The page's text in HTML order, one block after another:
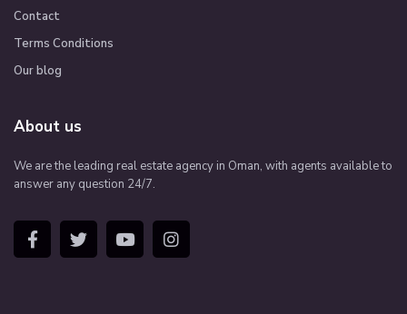
Contact
Terms Conditions
Our blog
About us
We are the leading real estate agency in Oman, with agents available to
answer any question 24/7.